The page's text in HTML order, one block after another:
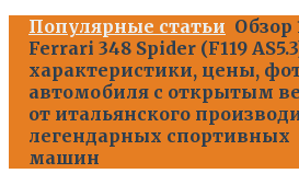
Популярные статьи Обзор
Ferrari 348 Spider (F119
характеристики, цены,
автомобиля с открытым
от итальянского
легендарных спортивных
машин